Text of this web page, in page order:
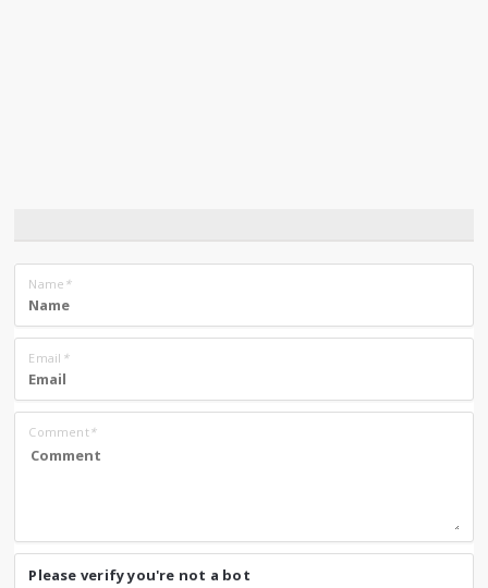
Name *
Email *
Comment*
Please verify you're not a bot